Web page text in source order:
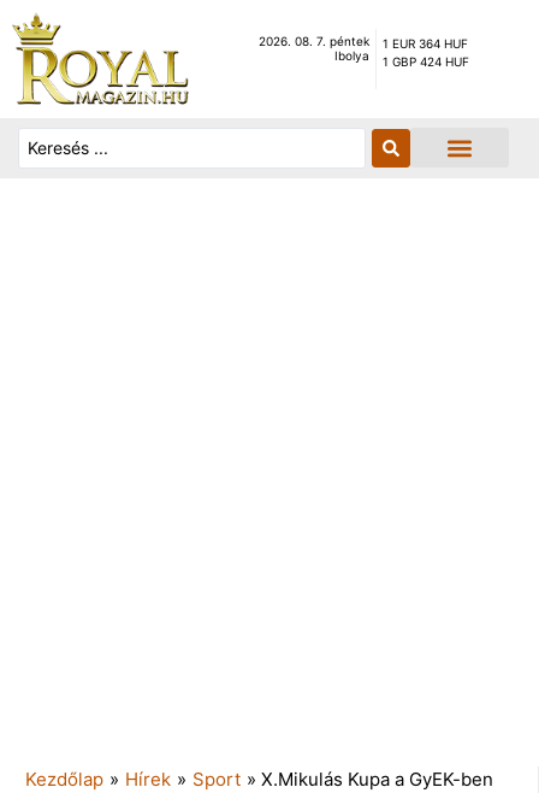
2026. 08. 7. péntek
Ibolya
1 EUR 364 HUF
1 GBP 424 HUF
Kezdőlap » Hírek » Sport » X.Mikulás Kupa a GyEK-ben